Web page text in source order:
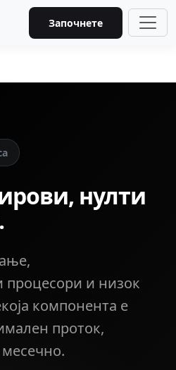
Започнете
нулти
процесори и низок
компонента е
проток,